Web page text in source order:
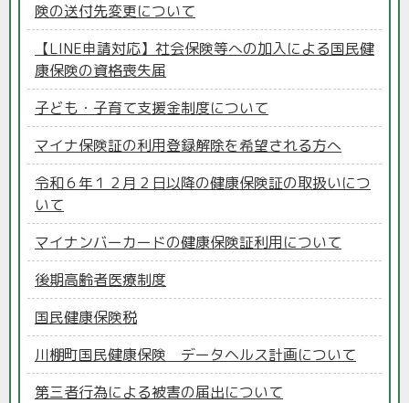
険の送付先変更について
【LINE申請対応】社会保険等への加入による国民健
康保険の資格喪失届
子ども・子育て支援金制度について
マイナ保険証の利用登録解除を希望される方へ
令和６年１２月２日以降の健康保険証の取扱いにつ
いて
マイナンバーカードの健康保険証利用について
後期高齢者医療制度
国民健康保険税
川棚町国民健康保険 データヘルス計画について
第三者行為による被害の届出について